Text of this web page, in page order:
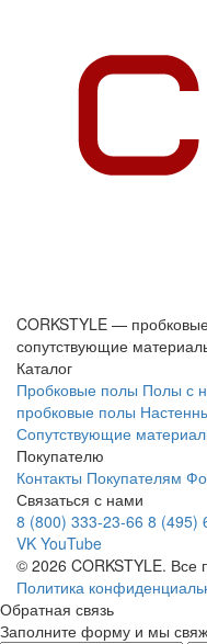
CORKSTYLE —
сопутствующие
Каталог
Пробковые полы Полы с
пробковые полы
Сопутствующие
Покупателю
Контакты Покупателям
Связаться с нами
8 (800) 333-23-66 8 (495)
VK YouTube
© 2026 CORKSTYLE.
Политика
Обратная связь
Заполните форму и мы